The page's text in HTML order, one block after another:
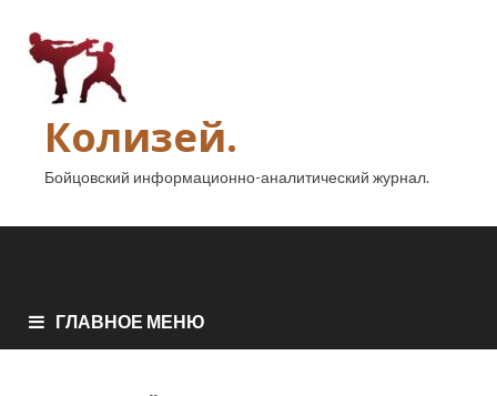
Колизей.
Бойцовский информационно-аналитический журнал.
ГЛАВНОЕ МЕНЮ